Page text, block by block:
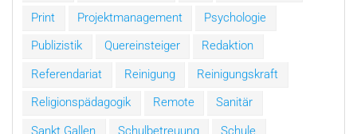
Print
Projektmanagement
Psychologie
Publizistik
Quereinsteiger
Redaktion
Referendariat
Reinigung
Reinigungskraft
Religionspädagogik
Remote
Sanitär
Sankt Gallen
Schulbetreuung Schule